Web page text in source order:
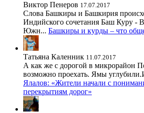
Виктор Пенеров 17.07.2017
Слова Башкиры и Башкирия
Индийского сочетания Баш Куру -
Южн... Башкиры и курды – что
Татьяна Каленник 11.07.2017
А как же с дорогой в микрорайон
возможно проехать. Ямы
Ялалов: «Жители начали с
перекрытиям дорог»